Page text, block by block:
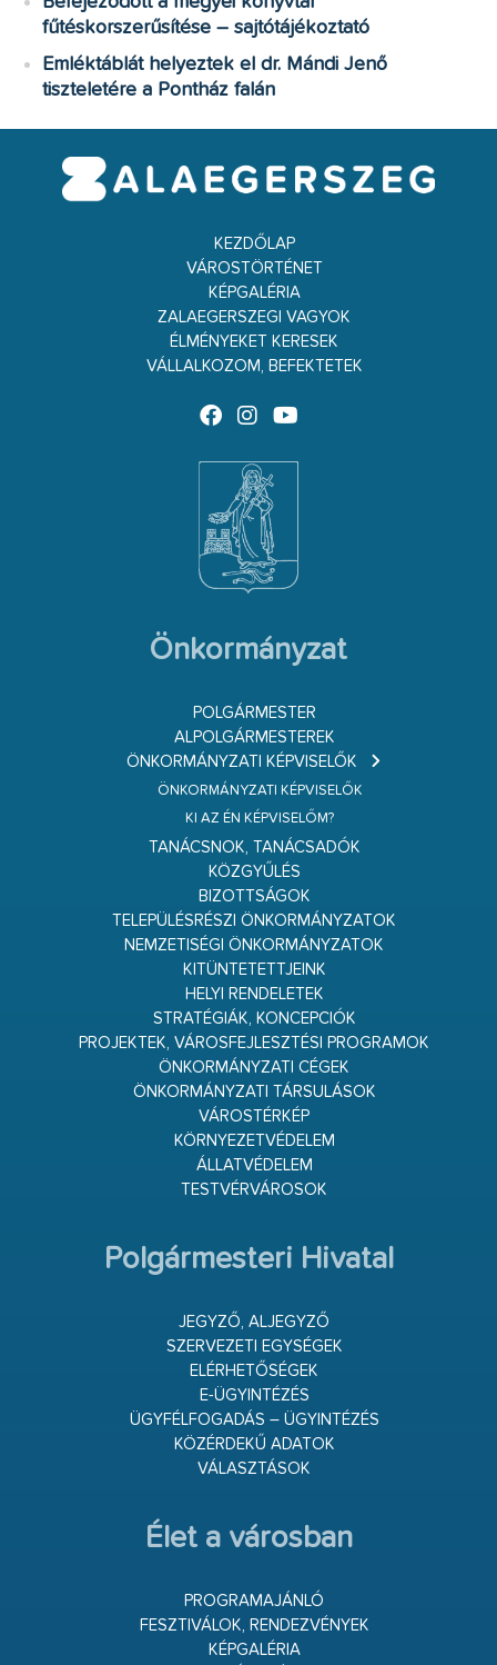
fűtéskorszerűsítése – sajtótájékoztató
Emléktáblát helyeztek el dr. Mándi Jenő
tiszteletére a Pontház falán
KEZDŐLAP
VÁROSTÖRTÉNET
KÉPGALÉRIA
ZALAEGERSZEGI VAGYOK
ÉLMÉNYEKET KERESEK
VÁLLALKOZOM, BEFEKTETEK
Önkormányzat
POLGÁRMESTER
ALPOLGÁRMESTEREK
ÖNKORMÁNYZATI KÉPVISELŐK
ÖNKORMÁNYZATI KÉPVISELŐK
KI AZ ÉN KÉPVISELŐM?
TANÁCSNOK, TANÁCSADÓK
KÖZGYŰLÉS
BIZOTTSÁGOK
TELEPÜLÉSRÉSZI ÖNKORMÁNYZATOK
NEMZETISÉGI ÖNKORMÁNYZATOK
KITÜNTETETTJEINK
HELYI RENDELETEK
STRATÉGIÁK, KONCEPCIÓK
PROJEKTEK, VÁROSFEJLESZTÉSI PROGRAMOK
ÖNKORMÁNYZATI CÉGEK
ÖNKORMÁNYZATI TÁRSULÁSOK
VÁROSTÉRKÉP
KÖRNYEZETVÉDELEM
ÁLLATVÉDELEM
TESTVÉRVÁROSOK
Polgármesteri Hivatal
JEGYZŐ, ALJEGYZŐ
SZERVEZETI EGYSÉGEK
ELÉRHETŐSÉGEK
E-ÜGYINTÉZÉS
ÜGYFÉLFOGADÁS – ÜGYINTÉZÉS
KÖZÉRDEKŰ ADATOK
VÁLASZTÁSOK
Élet a városban
PROGRAMAJÁNLÓ
FESZTIVÁLOK, RENDEZVÉNYEK
KÉPGALÉRIA